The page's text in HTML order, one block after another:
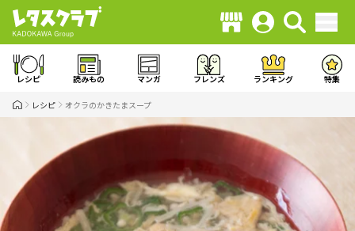
レシピ 読みもの マンガ フレンズ ランキング 特集
レシピ オクラのかきたまスープ